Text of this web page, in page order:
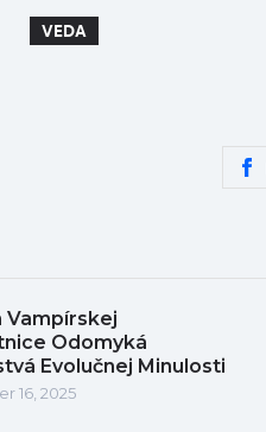
VEDA
Vampírskej
Odomyká
Evolučnej Minulosti
16, 2025